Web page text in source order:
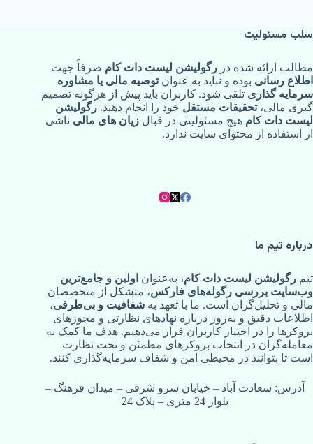
سلب مسئولیت
مطالب ارائه‌ شده در رگولیشن لیست دات کام صرفاً جهت
اطلاع‌ رسانی بوده و نباید به‌ عنوانتوصیه مالی یا مشاوره
سرمایه‌ گذاری تلقی شود. کاربران باید پیش از هرگونه تصمیم‌
گیری مالی،تحقیقات مستقل خود را انجام دهند. رگولیشن
لیست دات کام هیچ مسئولیتی در قبال زیان‌ های مالی ناشی
از استفاده از محتوای سایت ندارد.
درباره تیم ما
تیم رگولیشن لیست دات کام، به‌عنوان اولین و جامع‌ترین
وب‌سایت بررسی رگوله‌های فارکس، متشکل از متخصصان
مالی و تحلیل‌گران است. ما با تعهد به شفافیت و بی‌طرفی،
اطلاعات دقیق و به‌روز درباره نهادهای نظارتی و مجوزهای
بروکرها را در اختیار کاربران قرار می‌دهیم. هدف ما کمک به
معامله‌گران در انتخاب بروکرهای مطمئن و تحت نظارت
است تا بتوانند در محیطی امن و شفاف سرمایه‌گذاری کنند.
آدرس: سعادت آباد – خیابان سرو شرقی – میدان فرهنگ –
بلوار 24 متری – پلاک 24